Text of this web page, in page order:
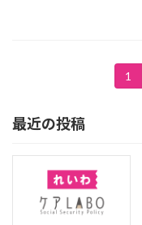
1
最近の投稿